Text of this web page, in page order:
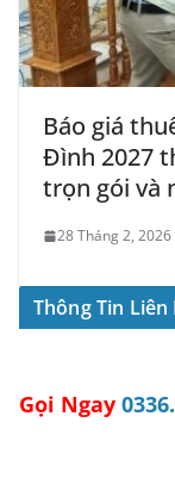
Báo giá
Đình 2027
trọn gói và
28 Tháng 2, 2026
Thông Tin Liên
Gọi Ngay